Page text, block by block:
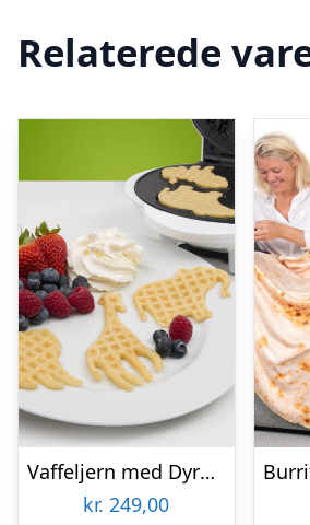
Relaterede
Vaffeljern med Dyremotiv – KitchPro
kr. 249,00